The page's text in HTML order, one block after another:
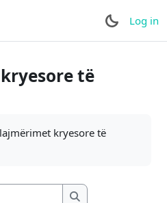
Log in
të
kryesore të
Search forums